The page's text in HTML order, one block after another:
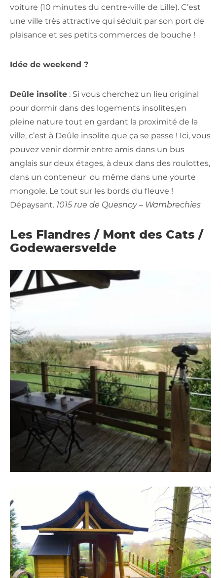
voiture (10 minutes du centre-ville de Lille). C’est
une ville très attractive qui séduit par son port de
plaisance et ses petits commerces de bouche !
Idée de weekend ?
Deûle insolite : Si vous cherchez un lieu original
pour dormir dans des logements insolites,en
pleine nature tout en gardant la proximité de la
ville, c’est à Deûle insolite que ça se passe ! Ici, vous
pouvez venir dormir entre amis dans un bus
anglais sur deux étages, à deux dans des roulottes,
dans un conteneur ou même dans une yourte
mongole. Le tout sur les bords du fleuve !
Dépaysant. 1015 rue de Quesnoy – Wambrechies
Les Flandres / Mont des Cats /
Godewaersvelde